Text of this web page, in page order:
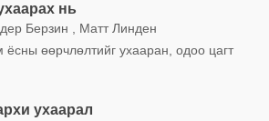
нь
Берзин , Матт Линден
өөрчлөлтийг ухааран, одоо цагт
ухаарал